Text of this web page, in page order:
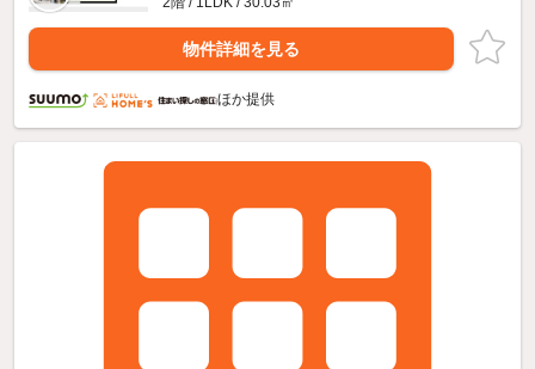
物件詳細を見る
ほか提供